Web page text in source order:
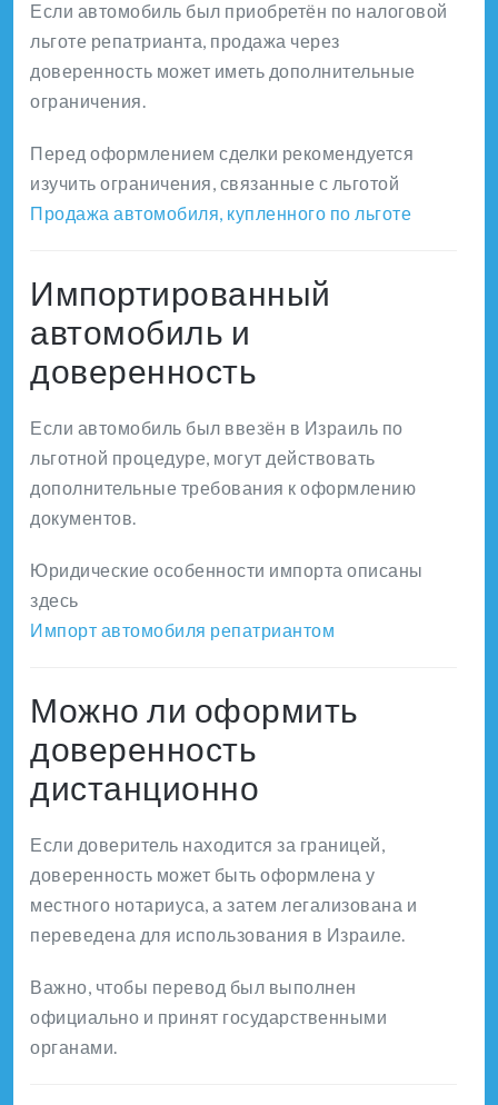
Если автомобиль был приобретён по налоговой
льготе репатрианта, продажа через
доверенность может иметь дополнительные
ограничения.
Перед оформлением сделки рекомендуется
изучить ограничения, связанные с льготой
Продажа автомобиля, купленного по льготе
Импортированный
автомобиль и
доверенность
Если автомобиль был ввезён в Израиль по
льготной процедуре, могут действовать
дополнительные требования к оформлению
документов.
Юридические особенности импорта описаны
здесь
Импорт автомобиля репатриантом
Можно ли оформить
доверенность
дистанционно
Если доверитель находится за границей,
доверенность может быть оформлена у
местного нотариуса, а затем легализована и
переведена для использования в Израиле.
Важно, чтобы перевод был выполнен
официально и принят государственными
органами.